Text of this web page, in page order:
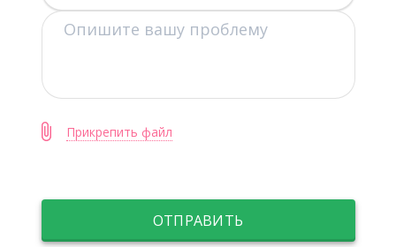
Прикрепить файл
ОТПРАВИТЬ